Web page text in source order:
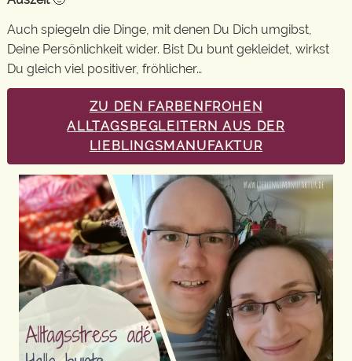
Auch spiegeln die Dinge, mit denen Du Dich umgibst,
Deine Persönlichkeit wider. Bist Du bunt gekleidet, wirkst
Du gleich viel positiver, fröhlicher…
ZU DEN FARBENFROHEN
ALLTAGSBEGLEITERN AUS DER
LIEBLINGSMANUFAKTUR